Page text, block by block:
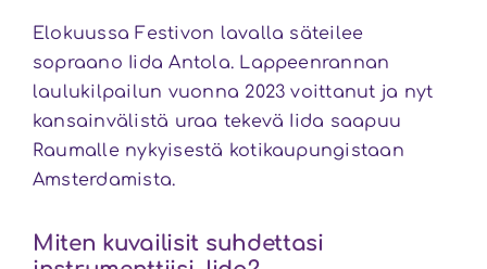
Elokuussa Festivon lavalla säteilee
sopraano Iida Antola. Lappeenrannan
laulukilpailun vuonna 2023 voittanut ja nyt
kansainvälistä uraa tekevä Iida saapuu
Raumalle nykyisestä kotikaupungistaan
Amsterdamista.
Miten kuvailisit suhdettasi